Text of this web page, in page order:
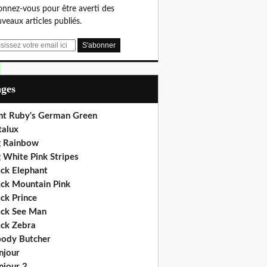
vous pour être averti des
articles publiés.
Ruby's German Green
Rainbow
White Pink Stripes
Elephant
Mountain Pink
Prince
See Man
Zebra
Butcher